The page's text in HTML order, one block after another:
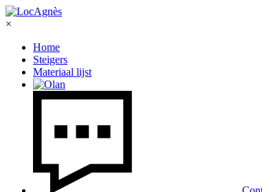
×
Home
Steigers
Materiaal lijst